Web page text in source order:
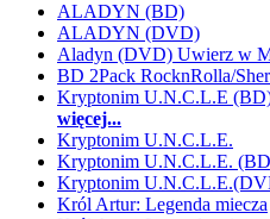
ALADYN (BD)
ALADYN (DVD)
Aladyn (DVD) Uwierz w
BD 2Pack RocknRolla/
Kryptonim U.N.C.L.E
więcej...
Kryptonim U.N.C.L.E.
Kryptonim U.N.C.L.E.
Kryptonim
Król Artur: Legenda miecza